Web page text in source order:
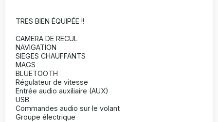
TRES BIEN ÉQUIPÉE !!
CAMERA DE RECUL
NAVIGATION
SIEGES CHAUFFANTS
MAGS
BLUETOOTH
Régulateur de vitesse
Entrée audio auxiliaire (AUX)
USB
Commandes audio sur le volant
Groupe électrique